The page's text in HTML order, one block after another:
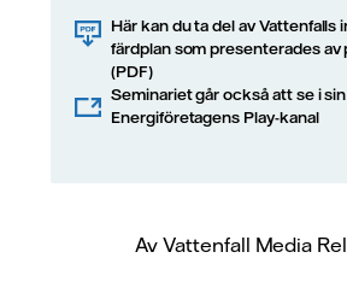
Här kan du ta del av Vattenfalls
färdplan som presenterades av
(PDF)
Seminariet går också att se i
Energiföretagens Play-kanal
Av Vattenfall Media